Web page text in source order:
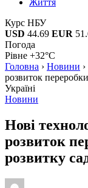
Життя
Курс НБУ
USD 44.69 EUR
Погода
Рівне +32°C
Головна › Новини ›
розвиток
Україні
Новини
Нові
розвиток
розвитку